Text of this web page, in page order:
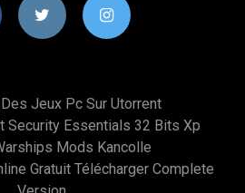
Jeux Pc Sur Utorrent
Security Essentials 32 Bits Xp
Mods Kancolle
Gratuit Télécharger Complete